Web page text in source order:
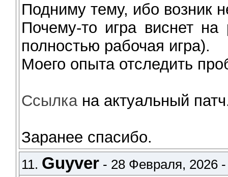
Подниму тему, ибо возник
Почему-то игра виснет
полностью рабочая игра).
Моего опыта отследить
Ссылка на актуальный
Заранее спасибо.
11. Guyver - 28 Февраля, 2026